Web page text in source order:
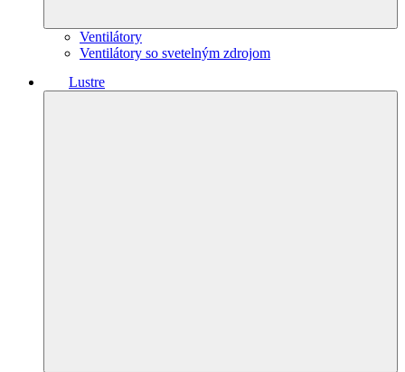
Ventilátory
Ventilátory so svetelným zdrojom
Lustre